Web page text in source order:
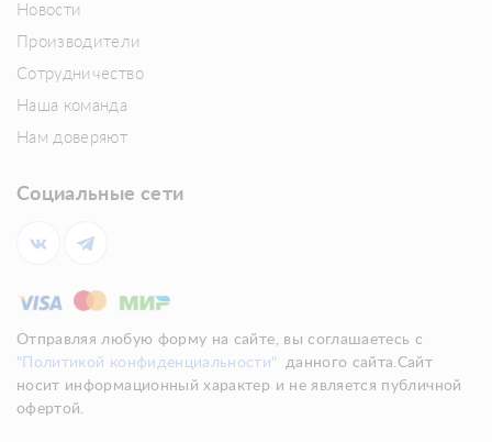
Новости
Производители
Сотрудничество
Наша команда
Нам доверяют
Социальные сети
Отправляя любую форму на сайте, вы соглашаетесь с
"Политикой конфиденциальности"
данного сайта.Сайт
носит информационный характер и не является публичной
офертой.